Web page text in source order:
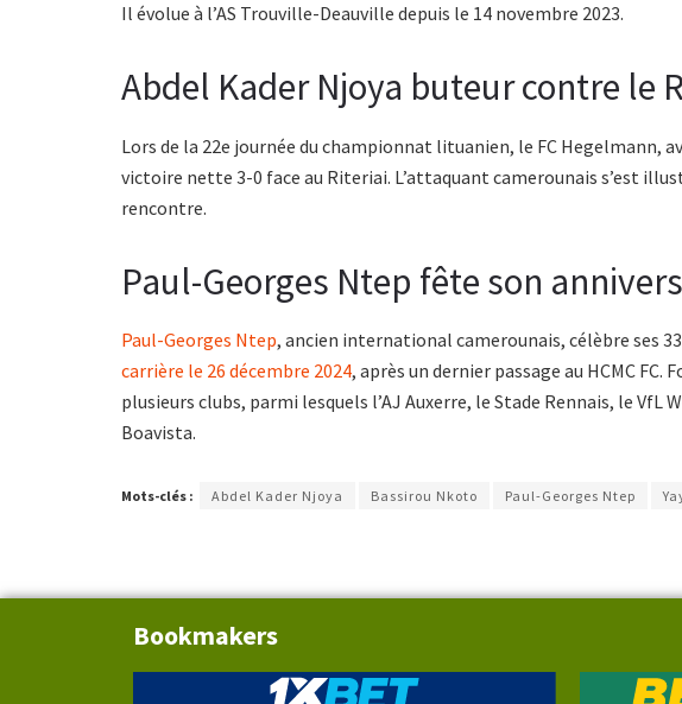
Il évolue à l’AS Trouville-Deauville depuis le 14 novembre 2023.
Abdel Kader Njoya buteur contre le
Lors de la 22e journée du championnat lituanien, le FC Hegelmann,
victoire nette 3-0 face au Riteriai. L’attaquant camerounais s’est
rencontre.
Paul-Georges Ntep fête son
Paul-Georges Ntep, ancien international camerounais, célèbre ses
carrière le 26 décembre 2024, après un dernier passage au HCMC FC.
plusieurs clubs, parmi lesquels l’AJ Auxerre, le Stade Rennais, le VfL
Boavista.
Mots-clés : Abdel Kader Njoya Bassirou Nkoto Paul-Georges Ntep
Bookmakers